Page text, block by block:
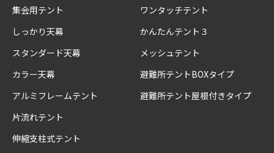
集会用テント
しっかり天幕
スタンダード天幕
カラー天幕
アルミフレームテント
片流れテント
伸縮支柱式テント
ワンタッチテント
かんたんテント３
メッシュテント
避難所テントBOXタイプ
避難所テント屋根付きタイプ